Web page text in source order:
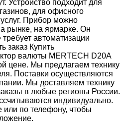
Устройство подходит для
для офисного
Прибор можно
рынке, на ярмарке. Он
автоматизации
заказ Купить
валюты MERTECH D20A
цене. Мы предлагаем технику
Поставки осуществляются
Мы доставляем технику
в любые регионы России.
индивидуально.
или по телефону, чтобы